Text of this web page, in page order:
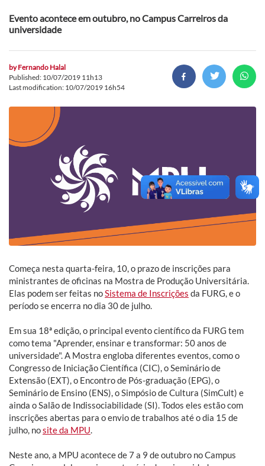
Evento acontece em outubro, no Campus Carreiros da
universidade
byFernando Halal
Published: 10/07/2019 11h13
Last modification: 10/07/2019 16h54
Começa nesta quarta-feira, 10, o prazo de inscrições para
ministrantes de oficinas na Mostra de Produção Universitária.
Elas podem ser feitas noSistema de Inscrições da FURG, e o
período se encerra no dia 30 de julho.
Em sua 18ª edição, o principal evento científico da FURG tem
como tema "Aprender, ensinar e transformar: 50 anos de
universidade". A Mostra engloba diferentes eventos, como o
Congresso de Iniciação Científica (CIC), o Seminário de
Extensão (EXT), o Encontro de Pós-graduação (EPG), o
Seminário de Ensino (ENS), o Simpósio de Cultura (SimCult) e
ainda o Salão de Indissociabilidade (SI). Todos eles estão com
inscrições abertas para o envio de trabalhos até o dia 15 de
julho, nosite da MPU.
Neste ano, a MPU acontece de 7 a 9 de outubro no Campus